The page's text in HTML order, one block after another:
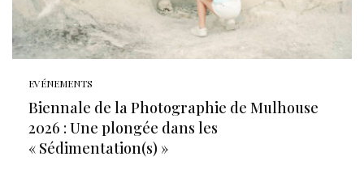
EVÉNEMENTS
Biennale de la Photographie de Mulhouse
2026 : Une plongée dans les
« Sédimentation(s) »